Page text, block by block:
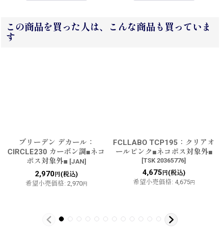
この商品を買った人は、こんな商品も買っていま
す
ブリーデン デカール：
CIRCLE230 カーボン調■ネコ
ポス対象外■ [JAN]
2,970円(税込)
希望小売価格: 2,970円
FCLLABO TCP195：クリアオ
ールピンク■ネコポス対象外■
[TSK 20365776]
4,675 円(税込)
希望小売価格: 4,675円